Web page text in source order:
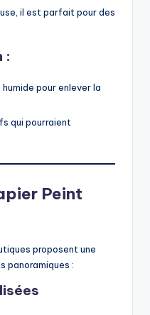
il est parfait pour des
:
pour enlever la
qui pourraient
Peint
proposent une
panoramiques :